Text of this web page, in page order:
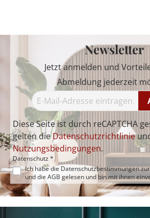
Newsletter
Jetzt anmelden und
Abmeldung jederzeit
Diese Seite ist durch reCAPTCHA
gelten dieDatenschutzrichtlinie
Nutzungsbedingungen.
Datenschutz *
Ich habe die Datenschutzbestimmungenzur
und die AGB gelesen und bin mit ihnen